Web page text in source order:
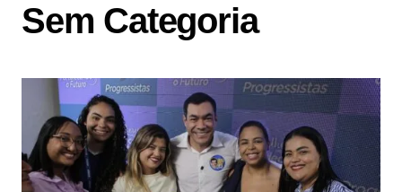
Sem Categoria